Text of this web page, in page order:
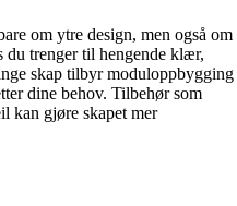
om ytre design, men også om
du trenger til hengende klær,
skap tilbyr moduloppbygging
dine behov. Tilbehør som
kan gjøre skapet mer